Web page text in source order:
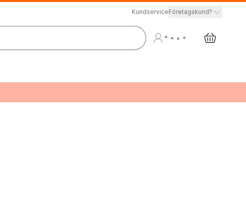
KundserviceFöretagskund?